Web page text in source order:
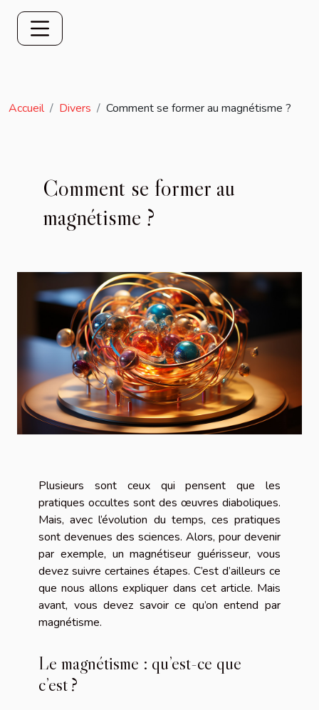
Accueil Divers Comment se former au magnétisme ?
Comment se former au
magnétisme ?
Plusieurs sont ceux qui pensent que les
pratiques occultes sont des œuvres diaboliques.
Mais, avec l’évolution du temps, ces pratiques
sont devenues des sciences. Alors, pour devenir
par exemple, un magnétiseur guérisseur, vous
devez suivre certaines étapes. C’est d’ailleurs ce
que nous allons expliquer dans cet article. Mais
avant, vous devez savoir ce qu’on entend par
magnétisme.
Le magnétisme : qu’est-ce que
c’est ?